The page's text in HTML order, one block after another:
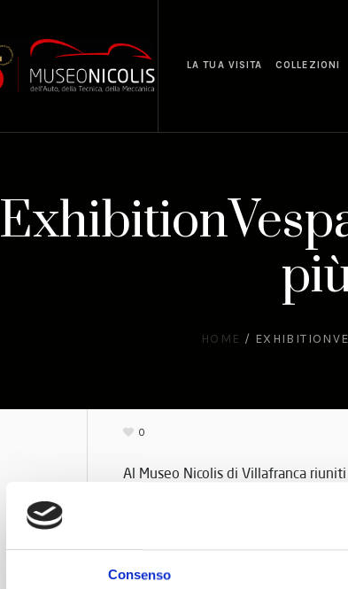
Consenso
LA TUA VISITA COLLEZIONI
HOME /
0
Al Museo Nicolis di Villafranca